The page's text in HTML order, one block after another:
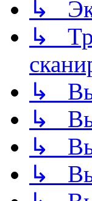
↳
↳
↳
↳
↳
↳